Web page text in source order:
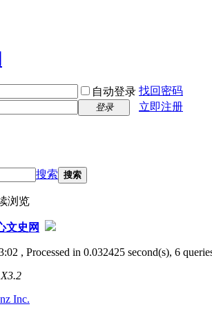
自动登录 找回密码
登录
立即注册
搜索 搜索
浏览
文史网
, Processed in 0.032425 second(s), 6
X3.2
Inc.